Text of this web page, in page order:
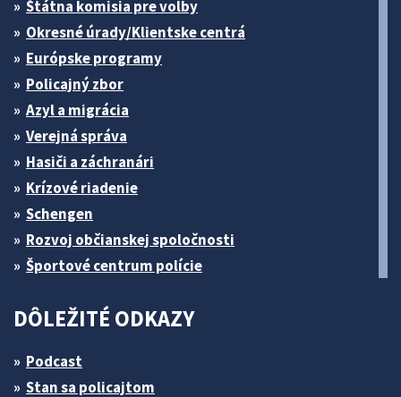
Štátna komisia pre volby
Okresné úrady/Klientske centrá
Európske programy
Policajný zbor
Azyl a migrácia
Verejná správa
Hasiči a záchranári
Krízové riadenie
Schengen
Rozvoj občianskej spoločnosti
Športové centrum polície
DÔLEŽITÉ ODKAZY
Podcast
Stan sa policajtom